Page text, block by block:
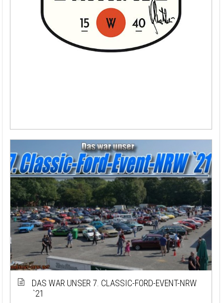
DAS WAR UNSER 7. CLASSIC-FORD-EVENT-NRW
`21